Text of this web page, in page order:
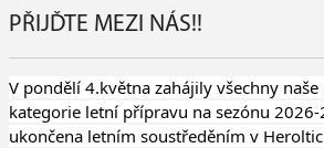
PŘIJĎTE MEZI NÁS!!
V pondělí 4.května zahájily všechny
kategorie letní přípravu na sezónu
ukončena letním soustředěním v